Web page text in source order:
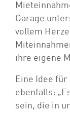
Garage
vollem
ihre eigene
Eine Idee für
ebenfalls:
sein, die in